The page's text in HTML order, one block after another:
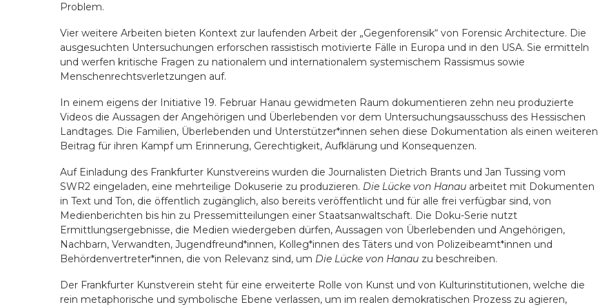
Problem.
Vier weitere Arbeiten bieten Kontext zur laufenden Arbeit der „Gegenforensik“ von Forensic Architecture. Die
ausgesuchten Untersuchungen erforschen rassistisch motivierte Fälle in Europa und in den USA. Sie ermitteln
und werfen kritische Fragen zu nationalem und internationalem systemischem Rassismus sowie
Menschenrechtsverletzungen auf.
In einem eigens der Initiative 19. Februar Hanau gewidmeten Raum dokumentieren zehn neu produzierte
Videos die Aussagen der Angehörigen und Überlebenden vor dem Untersuchungsausschuss des Hessischen
Landtages. Die Familien, Überlebenden und Unterstützer*innen sehen diese Dokumentation als einen weiteren
Beitrag für ihren Kampf um Erinnerung, Gerechtigkeit, Aufklärung und Konsequenzen.
Auf Einladung des Frankfurter Kunstvereins wurden die Journalisten Dietrich Brants und Jan Tussing vom
SWR2 eingeladen, eine mehrteilige Dokuserie zu produzieren. Die Lücke von Hanau arbeitet mit Dokumenten
in Text und Ton, die öffentlich zugänglich, also bereits veröffentlicht und für alle frei verfügbar sind, von
Medienberichten bis hin zu Pressemitteilungen einer Staatsanwaltschaft. Die Doku-Serie nutzt
Ermittlungsergebnisse, die Medien wiedergeben dürfen, Aussagen von Überlebenden und Angehörigen,
Nachbarn, Verwandten, Jugendfreund*innen, Kolleg*innen des Täters und von Polizeibeamt*innen und
Behördenvertreter*innen, die von Relevanz sind, um Die Lücke von Hanau zu beschreiben.
Der Frankfurter Kunstverein steht für eine erweiterte Rolle von Kunst und von Kulturinstitutionen, welche die
rein metaphorische und symbolische Ebene verlassen, um im realen demokratischen Prozess zu agieren,